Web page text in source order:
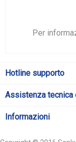
Per
Hotline supporto
Assistenza tecnica
Informazioni